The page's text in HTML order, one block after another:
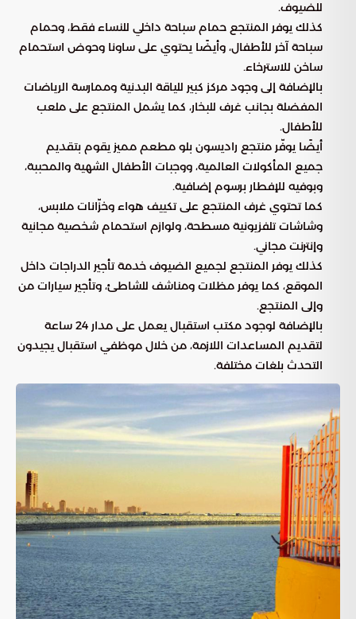
للضيوف.
كذلك يوفر المنتجع حمام سباحة داخلي للنساء فقط، وحمام
سباحة آخر للأطفال، وأيضًا يحتوي على ساونا وحوض استحمام
ساخن للاسترخاء.
بالإضافة إلى وجود مركز كبير للياقة البدنية وممارسة الرياضات
المفضلة بجانب غرف للبخار، كما يشمل المنتجع على ملعب
للأطفال.
أيضًا يوفّر منتجع راديسون بلو مطعم مميز يقوم بتقديم
جميع المأكولات العالمية، ووجبات الأطفال الشهية والمحببة،
وبوفيه للإفطار برسوم إضافية.
كما تحتوي غرف المنتجع على تكييف هواء وخزّانات ملابس،
وشاشات تلفزيونية مسطحة، ولوازم استحمام شخصية مجانية
وإنترنت مجاني.
كذلك يوفر المنتجع لجميع الضيوف خدمة تأجير الدراجات داخل
الموقع، كما يوفر مظلات ومناشف للشاطئ، وتأجير سيارات من
وإلى المنتجع.
بالإضافة لوجود مكتب استقبال يعمل على مدار 24 ساعة
لتقديم المساعدات اللازمة، من خلال موظفي استقبال يجيدون
التحدث بلغات مختلفة.